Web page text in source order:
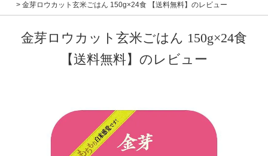
金芽ロウカット玄米ごはん 150g×24食 【送料無料】のレビュー
金芽ロウカット玄米ごはん 150g×24食
【送料無料】のレビュー